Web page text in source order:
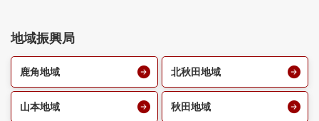
地域振興局
鹿角地域 北秋田地域
山本地域 秋田地域